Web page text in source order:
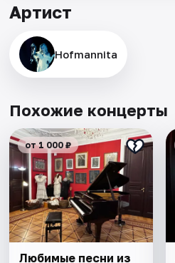
Артист
Hofmannita
Похожие концерты
от 1 000 ₽
Любимые песни из